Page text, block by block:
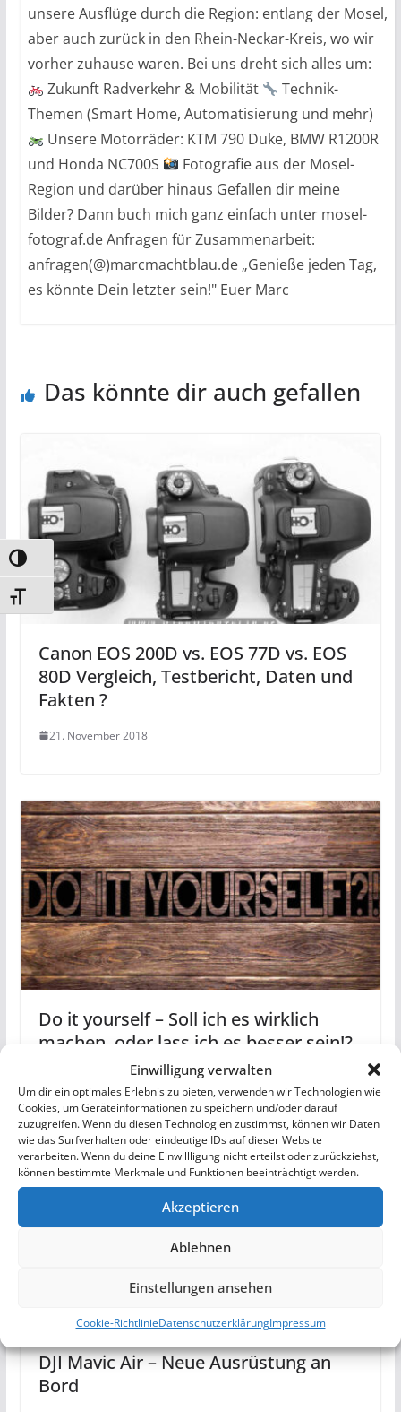
Einwilligung verwalten
Um dir ein optimales Erlebnis zu bieten, verwenden wir Technologien wie
Cookies, um Geräteinformationen zu speichern und/oder darauf
zuzugreifen. Wenn du diesen Technologien zustimmst, können wir Daten
wie das Surfverhalten oder eindeutige IDs auf dieser Website
verarbeiten. Wenn du deine Einwillligung nicht erteilst oder zurückziehst,
können bestimmte Merkmale und Funktionen beeinträchtigt werden.
Akzeptieren
Ablehnen
Einstellungen ansehen
Cookie-RichtlinieDatenschutzerklärungImpressum
Umschalten auf hohe Kontraste
Schrift vergrößern
unsere Ausflüge durch die Region: entlang der Mosel,
aber auch zurück in den Rhein-Neckar-Kreis, wo wir
vorher zuhause waren. Bei uns dreht sich alles um:
Zukunft Radverkehr & Mobilität
Technik-
Themen (Smart Home, Automatisierung und mehr)
Unsere Motorräder: KTM 790 Duke, BMW R1200R
und Honda NC700S
Fotografie aus der Mosel-
Region und darüber hinaus Gefallen dir meine
Bilder? Dann buch mich ganz einfach unter mosel-
fotograf.de Anfragen für Zusammenarbeit:
anfragen(@)marcmachtblau.de „Genieße jeden Tag,
es könnte Dein letzter sein!" Euer Marc
Das könnte dir auch gefallen
Canon EOS 200D vs. EOS 77D vs. EOS
80D Vergleich, Testbericht, Daten und
Fakten ?
21. November 2018
Do it yourself – Soll ich es wirklich
machen, oder lass ich es besser sein!?
2. November 2018
DJI Mavic Air – Neue Ausrüstung an
Bord